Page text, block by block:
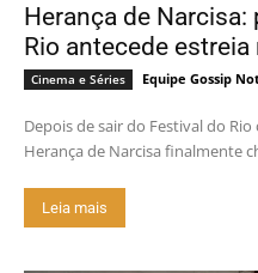
Herança de
Rio antecede
Cinema e Séries Equipe Gossip
Depois de sair do Festival do
Herança de Narcisa finalmente
Leia mais